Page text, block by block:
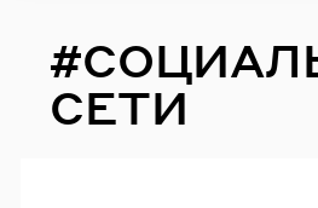
СЕТИ
ЧЕРЕЗ